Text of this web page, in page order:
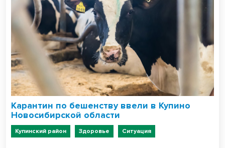
Карантин по бешенству ввели в Купино
Новосибирской области
Купинский район Здоровье Ситуация